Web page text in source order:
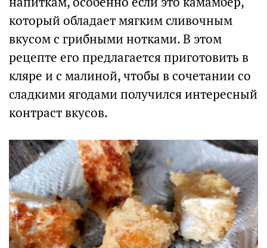
который обладает мягким сливочным
вкусом с грибными нотками. В этом
рецепте его предлагается приготовить в
кляре и с малиной, чтобы в сочетании со
сладкими ягодами получился интересный
контраст вкусов.